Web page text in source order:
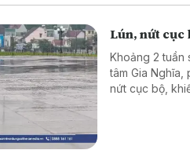
Lún, nứt cục
Khoảng 2 tuần
tâm Gia Nghĩa,
nứt cục bộ,